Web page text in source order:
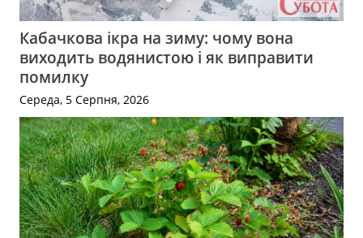
Кабачкова ікра на зиму: чому вона
виходить водянистою і як виправити
помилку
Середа, 5 Серпня, 2026